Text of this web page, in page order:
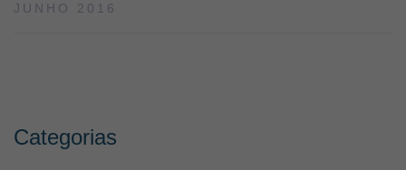
JUNHO 2016
Categorias